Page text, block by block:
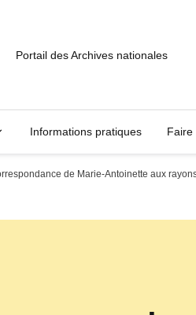
Portail des Archives nationales
Informations pratiques Faire
de Marie-Antoinette aux